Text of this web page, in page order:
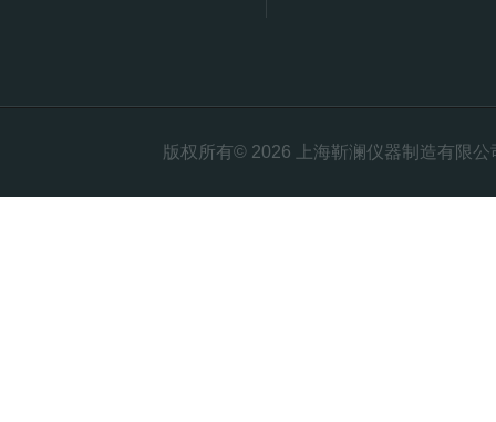
版权所有© 2026 上海靳澜仪器制造有限